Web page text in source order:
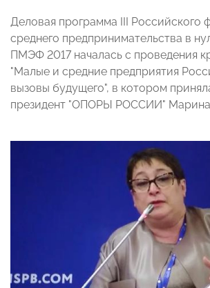
Деловая программа III Российского
среднего предпринимательства в
ПМЭФ 2017 началась с проведения
"Малые и средние предприятия
вызовы будущего", в котором
президент "ОПОРЫ РОССИИ" Марина